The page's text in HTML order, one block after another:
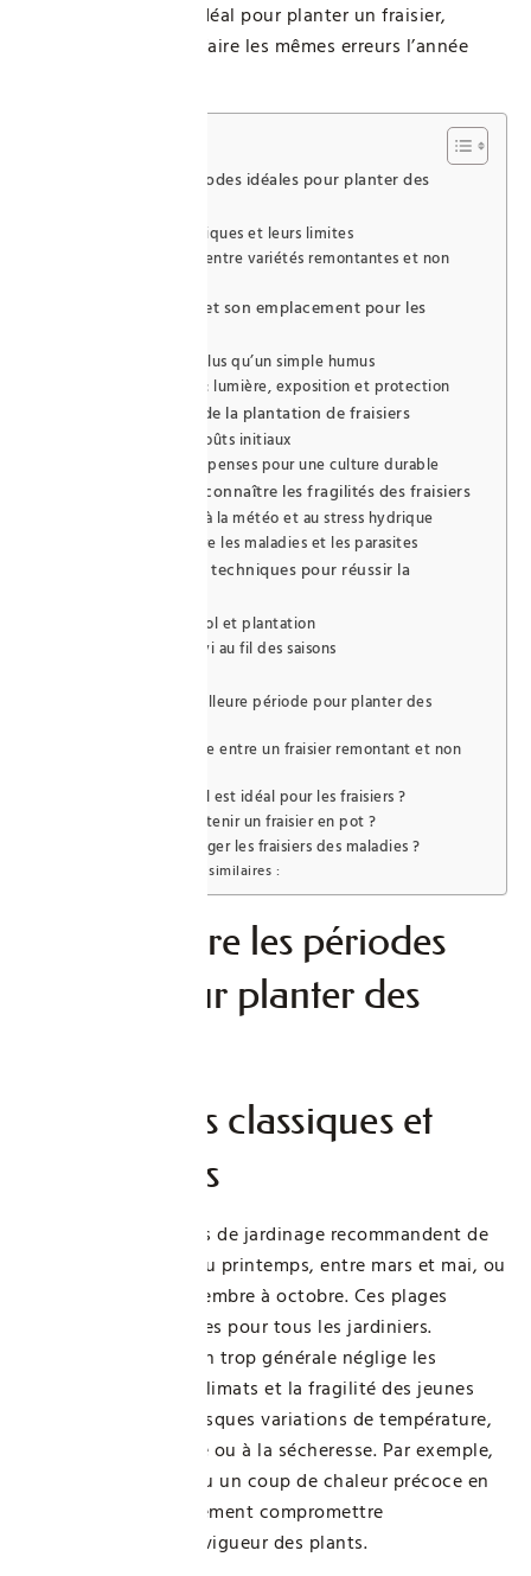
article : le moment idéal pour planter un fraisier,
histoire de ne pas refaire les mêmes erreurs l’année
Comprendre les périodes idéales pour planter des
Les conseils classiques et leurs limites
Différences clés entre variétés remontantes et non
Bien choisir son sol et son emplacement pour les
Sol idéal : bien plus qu’un simple humus
L’emplacement : lumière, exposition et protection
Maîtriser le budget de la plantation de fraisiers
Évaluation des coûts initiaux
Optimiser les dépenses pour une culture durable
Risque et sécurité : connaître les fragilités des fraisiers
Les dangers liés à la météo et au stress hydrique
Protection contre les maladies et les parasites
Optimiser les gestes techniques pour réussir la
Préparation du sol et plantation
Entretien et suivi au fil des saisons
Quelle est la meilleure période pour planter des
Quelle différence entre un fraisier remontant et non
Quel type de sol est idéal pour les fraisiers ?
Comment entretenir un fraisier en pot ?
Comment protéger les fraisiers des maladies ?
Publications similaires :
Comprendre les périodes
idéales pour planter des
Les conseils classiques et
leurs limites
La plupart des guides de jardinage recommandent de
planter les fraisiers au printemps, entre mars et mai, ou
à l’automne, de septembre à octobre. Ces plages
paraissent universelles pour tous les jardiniers.
Pourtant, cette vision trop générale néglige les
subtilités des microclimats et la fragilité des jeunes
fraisiers face aux brusques variations de température,
aux excès d’humidité ou à la sécheresse. Par exemple,
un printemps froid ou un coup de chaleur précoce en
mai peuvent sérieusement compromettre
l’enracinement et la vigueur des plants.